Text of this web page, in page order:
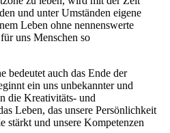
und unter Umständen eigene
Leben ohne nennenswerte
uns Menschen so
bedeutet auch das Ende der
ein uns unbekannter und
die Kreativitäts- und
Leben, das unsere Persönlichkeit
stärkt und unsere Kompetenzen